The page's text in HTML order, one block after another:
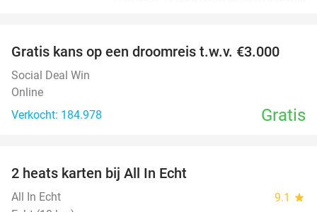
Gratis kans op een droomreis t.w.v. €3.000
Social Deal Win
Online
Verkocht: 184.978
Gratis
2 heats karten bij All In Echt
All In Echt 9.1 star